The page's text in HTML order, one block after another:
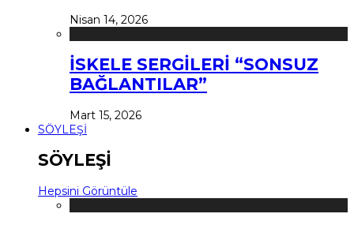
Nisan 14, 2026
İSKELE SERGİLERİ “SONSUZ
BAĞLANTILAR”
Mart 15, 2026
SÖYLEŞİ
SÖYLEŞİ
Hepsini Görüntüle